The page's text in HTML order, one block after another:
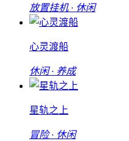
放置挂机 · 休闲
心灵渡船
休闲 · 养成
星轨之上
冒险 · 休闲